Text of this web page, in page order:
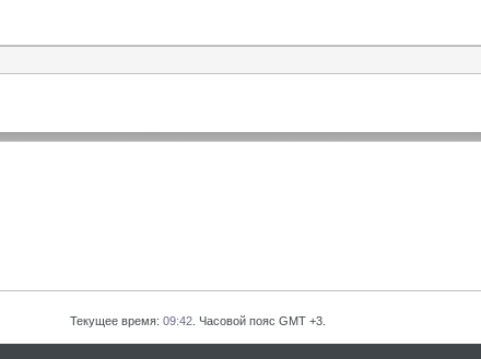
Текущее время: 09:42 . Часовой пояс GMT +3.